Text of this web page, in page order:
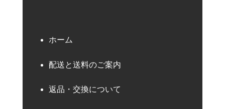
ホーム
配送と送料のご案内
返品・交換について